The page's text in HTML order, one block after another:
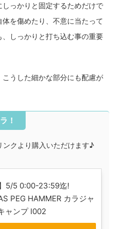
っかりと固定するためだけで
を傷めたり、不意に当たって
しっかりと打ち込む事の重要
うした細かな部分にも配慮が
！
クより購入いただけます♪
5/5 0:00-23:59迄!
PEG HAMMER カラジャ
ャンプ I002